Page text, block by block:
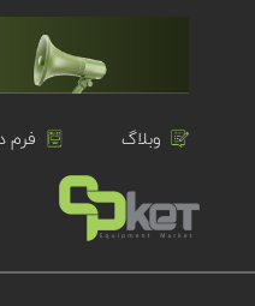
وبلاگ فرم